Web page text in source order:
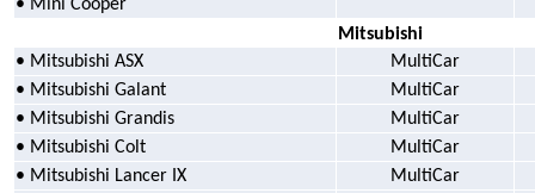
• Mini Cooper
Mitsubishi
• Mitsubishi ASX
MultiCar
• Mitsubishi Galant
MultiCar
• Mitsubishi Grandis
MultiCar
• Mitsubishi Colt
MultiCar
• Mitsubishi Lancer IX
MultiCar